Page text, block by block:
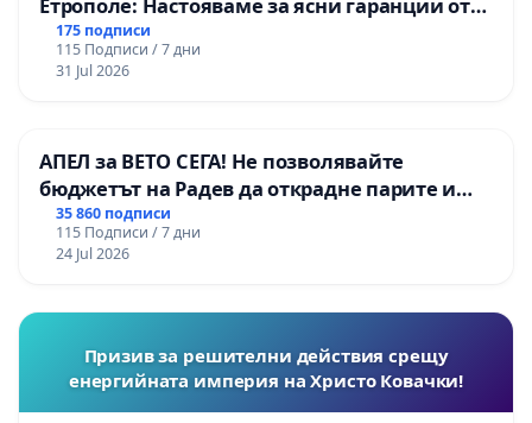
“Елаците-МЕД” АД и от държавата, че ще се
изпълнят всички екологични норми!
175 подписи
115 Подписи / 7 дни
31 Jul 2026
АПЕЛ за ВЕТО СЕГА! Не позволявайте
бюджетът на Радев да открадне парите и
правата ни в тъмното
35 860 подписи
115 Подписи / 7 дни
24 Jul 2026
Призив за решителни действия срещу
енергийната империя на Христо Ковачки!